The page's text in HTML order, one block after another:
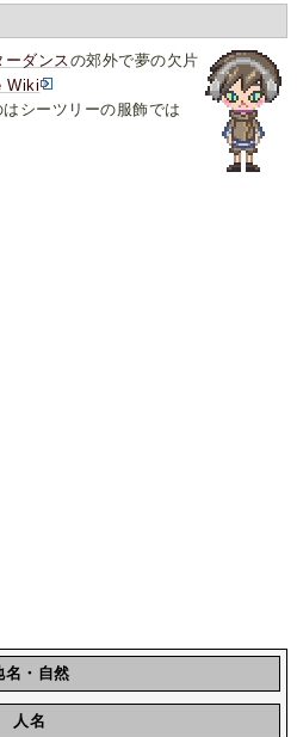
ーダンスの郊外で夢の欠片
Wiki
シーツリーの服飾では
名・自然
人名